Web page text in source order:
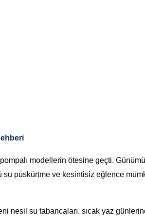
modellerin ötesine geçti.
su püskürtme ve kesintisiz eğlence
nesil su tabancaları, sıcak yaz